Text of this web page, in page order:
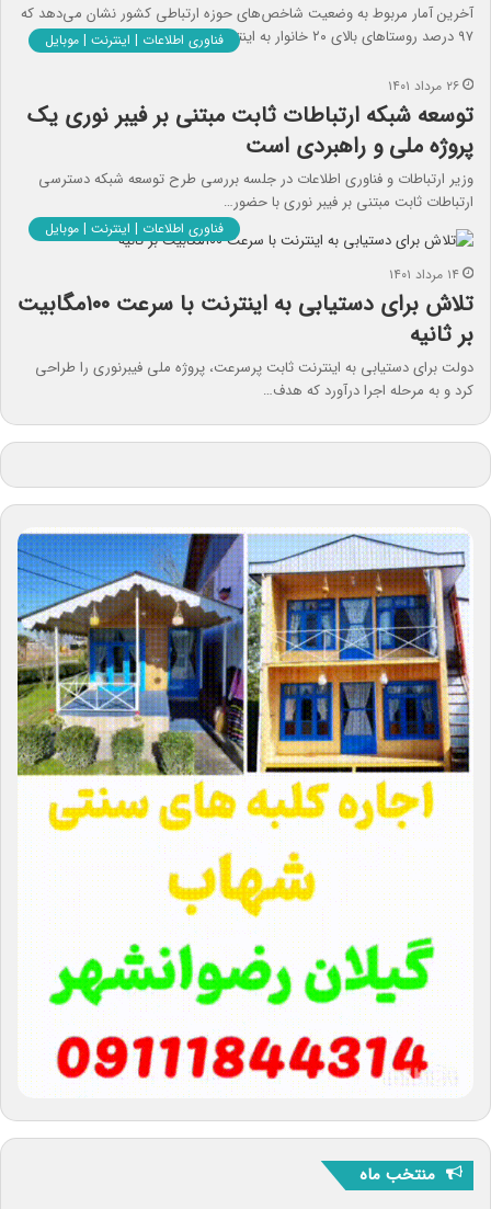
آخرین آمار مربوط به وضعیت شاخص‌های حوزه ارتباطی کشور نشان می‌دهد که
۹۷ درصد روستاهای بالای ۲۰ خانوار به اینترنت…
فناوری اطلاعات | اینترنت | موبایل
۲۶ مرداد ۱۴۰۱
توسعه شبکه ارتباطات ثابت مبتنی بر فیبر نوری یک
پروژه ملی و راهبردی است
وزیر ارتباطات و فناوری اطلاعات در جلسه بررسی طرح توسعه شبکه دسترسی
ارتباطات ثابت مبتنی بر فیبر نوری با حضور…
فناوری اطلاعات | اینترنت | موبایل
۱۴ مرداد ۱۴۰۱
تلاش برای دستیابی به اینترنت با سرعت ۱۰۰مگابیت
بر ثانیه
دولت برای دستیابی به اینترنت ثابت پرسرعت، پروژه ملی فیبرنوری را طراحی
کرد و به مرحله اجرا درآورد که هدف…
منتخب ماه